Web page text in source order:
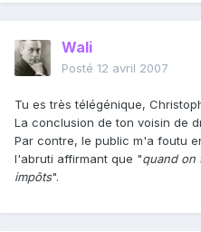
Wali
Posté 12 avril 2007
Tu es très télégénique,
La conclusion de ton voisin de
Par contre, le public m'a foutu
l'abruti affirmant que "quand on
impôts".